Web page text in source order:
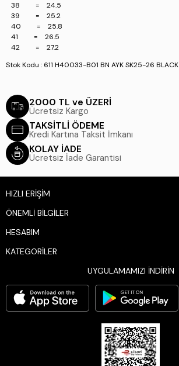
38 = 24.5
39 = 25.2
40 = 25.8
41 = 26.5
42 = 27.2
Stok Kodu : 611 H40033-B01 BN AYK SK25-26 BLACK
2000 TL ve ÜZERİ
Ücretsiz Kargo
TAKSİTLİ ÖDEME
Kredi Kartına Taksit İmkanı
KOLAY İADE
Ücretsiz İade Garantisi
HIZLI ERİŞİM
ÖNEMLİ BİLGİLER
HESABIM
KATEGORİLER
UYGULAMAMIZI İNDİRİN